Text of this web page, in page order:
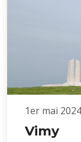
1er mai 2024
Vimy